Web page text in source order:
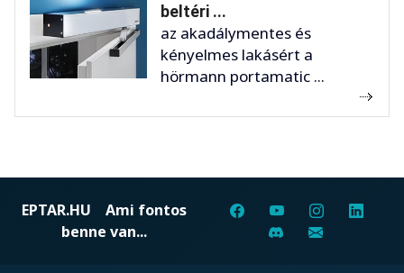
beltéri ...
az akadálymentes és
kényelmes lakásért a
hörmann portamatic ...
EPTAR.HU Ami fontos
benne van...